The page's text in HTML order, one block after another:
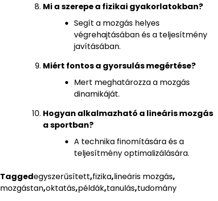
Mi a szerepe a fizikai gyakorlatokban?
Segít a mozgás helyes
végrehajtásában és a teljesítmény
javításában.
Miért fontos a gyorsulás megértése?
Mert meghatározza a mozgás
dinamikáját.
Hogyan alkalmazható a lineáris mozgás
a sportban?
A technika finomítására és a
teljesítmény optimalizálására.
Taggedegyszerűsített,fizika,lineáris mozgás,
mozgástan,oktatás,példák,tanulás,tudomány